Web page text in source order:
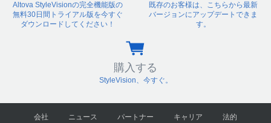
Altova StyleVisionの完全機能版の
無料30日間トライアル版を今すぐ
ダウンロードしてください！
既存のお客様は、こちらから最新
バージョンにアップデートできま
す。
購入する
StyleVision、今すぐ。
会社 ニュース パートナー キャリア 法的